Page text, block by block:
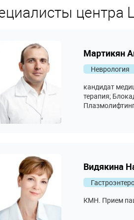
центра
Мартикян
Неврология
кандидат
терапия;
подздошного
пространства;
Видякина
КМН. Прием